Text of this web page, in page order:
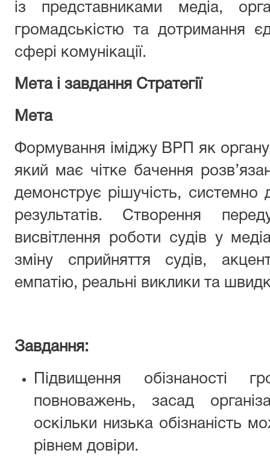
із представниками медіа,
громадськістю та дотримання
сфері комунікації.
Мета і завдання Стратегії
Мета
Формування іміджу ВРП як
який має чітке бачення
демонструє рішучість, системно
результатів. Створення
висвітлення роботи судів у
зміну сприйняття судів,
емпатію, реальні виклики та
Завдання:
Підвищення обізнаності
повноважень, засад
оскільки низька обізнаність
рівнем довіри.